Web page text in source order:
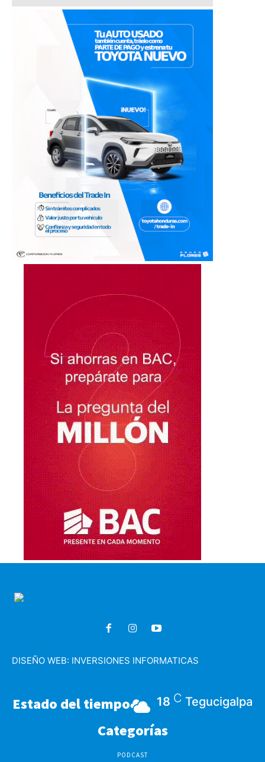
DISEÑO WEB: INVERSIONES INFORMATICAS
Estado del tiempo 18 C Tegucigalpa
Categorías
PODCAST